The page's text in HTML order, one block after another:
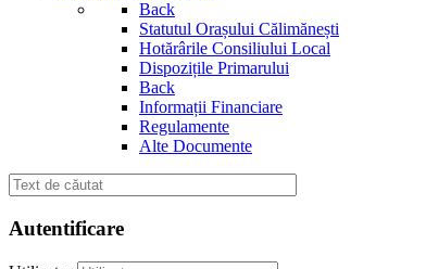
Back
Statutul Orașului Călimănești
Hotărârile Consiliului Local
Dispozițile Primarului
Back
Informații Financiare
Regulamente
Alte Documente
Autentificare